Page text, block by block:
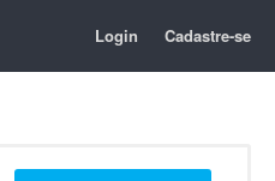
Login Cadastre-se